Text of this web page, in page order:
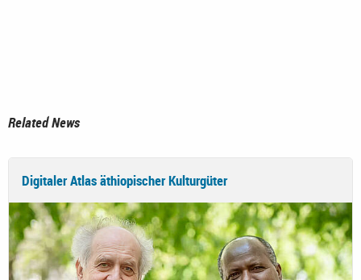
Related News
Digitaler Atlas äthiopischer Kulturgüter